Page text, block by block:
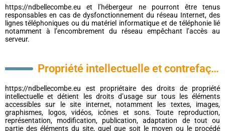
https://ndbellecombe.eu et l’hébergeur ne pourront être tenus
responsables en cas de dysfonctionnement du réseau Internet, des
lignes téléphoniques ou du matériel informatique et de téléphonie lié
notamment à l’encombrement du réseau empêchant l’accès au
serveur.
Propriété intellectuelle et contrefaçons
https://ndbellecombe.eu est propriétaire des droits de propriété
intellectuelle et détient les droits d’usage sur tous les éléments
accessibles sur le site internet, notamment les textes, images,
graphismes, logos, vidéos, icônes et sons. Toute reproduction,
représentation, modification, publication, adaptation de tout ou
partie des éléments du site, quel que soit le moyen ou le procédé